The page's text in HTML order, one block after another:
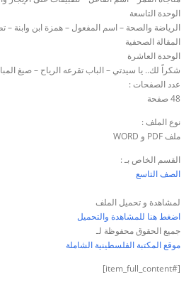
الوحدة التاسعة
الرياضة والصحة – اسم المفعول – همزة ابن وابنة –
المقالة الصحفية
الوحدة العاشرة
شكراً لك.. يا سيدتي – الباب تقرعه الرياح – صيغ
عدد الصفحات :
48 صفحة
نوع الملف :
ملف PDF و WORD
القسم الخاص بـ :
الصف التاسع
لمشاهدة و تحميل الملف
اضغط هنا للمشاهدة والتحميل
جميع الحقوق محفوظة لـ
موقع المكتبة الفلسطينية الشاملة
[#item_full_content]